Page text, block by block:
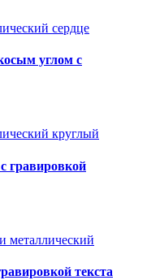
углом с
гравировкой
текста